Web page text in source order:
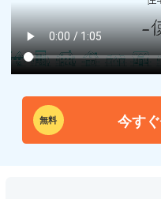
無料 今す